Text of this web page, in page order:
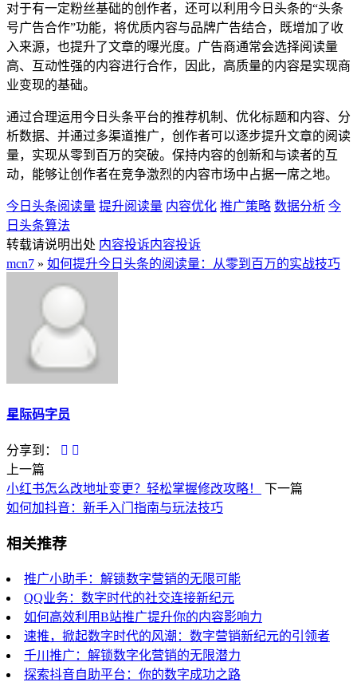
对于有一定粉丝基础的创作者，还可以利用今日头条的“头条
号广告合作”功能，将优质内容与品牌广告结合，既增加了收
入来源，也提升了文章的曝光度。广告商通常会选择阅读量
高、互动性强的内容进行合作，因此，高质量的内容是实现商
业变现的基础。
通过合理运用今日头条平台的推荐机制、优化标题和内容、分
析数据、并通过多渠道推广，创作者可以逐步提升文章的阅读
量，实现从零到百万的突破。保持内容的创新和与读者的互
动，能够让创作者在竞争激烈的内容市场中占据一席之地。
今日头条阅读量 提升阅读量 内容优化 推广策略 数据分析 今
日头条算法
转载请说明出处 内容投诉内容投诉
mcn7 » 如何提升今日头条的阅读量：从零到百万的实战技巧
星际码字员
分享到：
上一篇
小红书怎么改地址变更？轻松掌握修改攻略！
下一篇
如何加抖音：新手入门指南与玩法技巧
相关推荐
推广小助手：解锁数字营销的无限可能
QQ业务：数字时代的社交连接新纪元
如何高效利用B站推广提升你的内容影响力
速推，掀起数字时代的风潮：数字营销新纪元的引领者
千川推广：解锁数字化营销的无限潜力
探索抖音自助平台：你的数字成功之路